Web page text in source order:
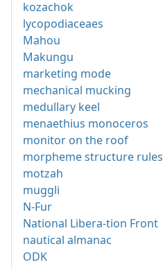
kozachok
lycopodiaceaes
Mahou
Makungu
marketing mode
mechanical mucking
medullary keel
menaethius monoceros
monitor on the roof
morpheme structure rules
motzah
muggli
N-Fur
National Libera-tion Front
nautical almanac
ODK